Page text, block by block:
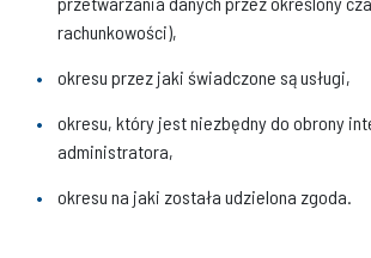
rachunkowości),
okresu przez jaki świadczone są usługi,
okresu, który jest niezbędny do obrony
administratora,
okresu na jaki została udzielona zgoda.